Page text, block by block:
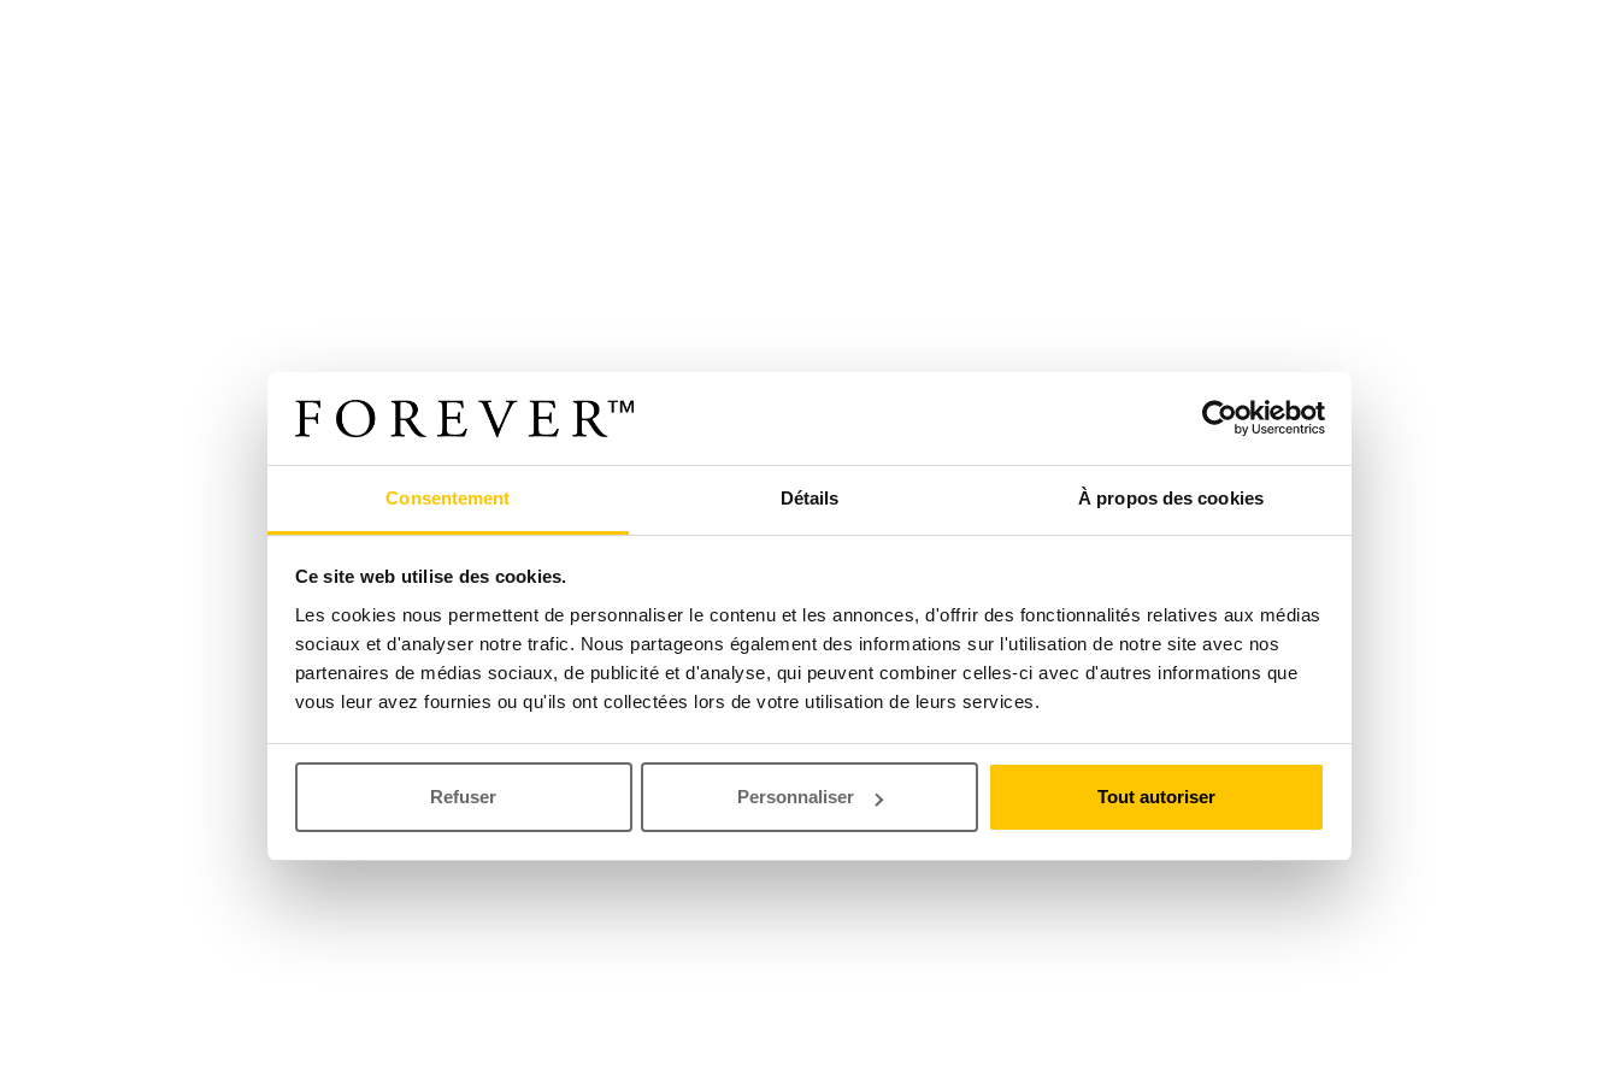
Consentement Détails À propos des cookies
Ce site web utilise des cookies.
Les cookies nous permettent de personnaliser le contenu et les annonces, d'offrir des fonctionnalités relatives aux médias
sociaux et d'analyser notre trafic. Nous partageons également des informations sur l'utilisation de notre site avec nos
partenaires de médias sociaux, de publicité et d'analyse, qui peuvent combiner celles-ci avec d'autres informations que
vous leur avez fournies ou qu'ils ont collectées lors de votre utilisation de leurs services.
Refuser Personnaliser Tout autoriser